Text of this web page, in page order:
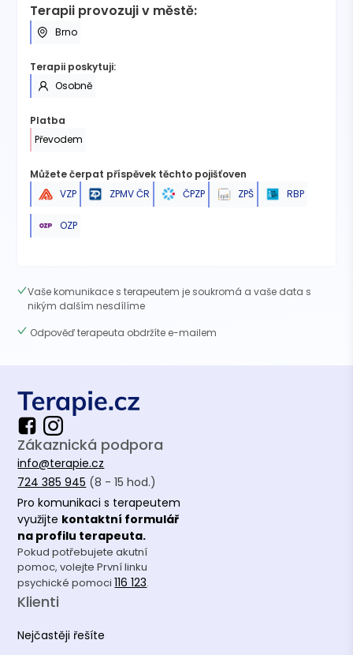
Terapii provozuji v městě:
Brno
Terapii poskytuji:
Osobně
Platba
Převodem
Můžete čerpat příspěvek těchto pojišťoven
VZP
ZPMV ČR ČPZP ZPŠ RBP
OZP
Vaše komunikace s terapeutem je soukromá a vaše data s
nikým dalším nesdílíme
Odpověď terapeuta obdržíte e-mailem
Zákaznická podpora
info@terapie.cz
724 385 945 (8 - 15 hod.)
Pro komunikaci s terapeutem
využijte kontaktní formulář
na profilu terapeuta.
Pokud potřebujete akutní
pomoc, volejte První linku
psychické pomoci116 123.
Klienti
Nejčastěji řešíte